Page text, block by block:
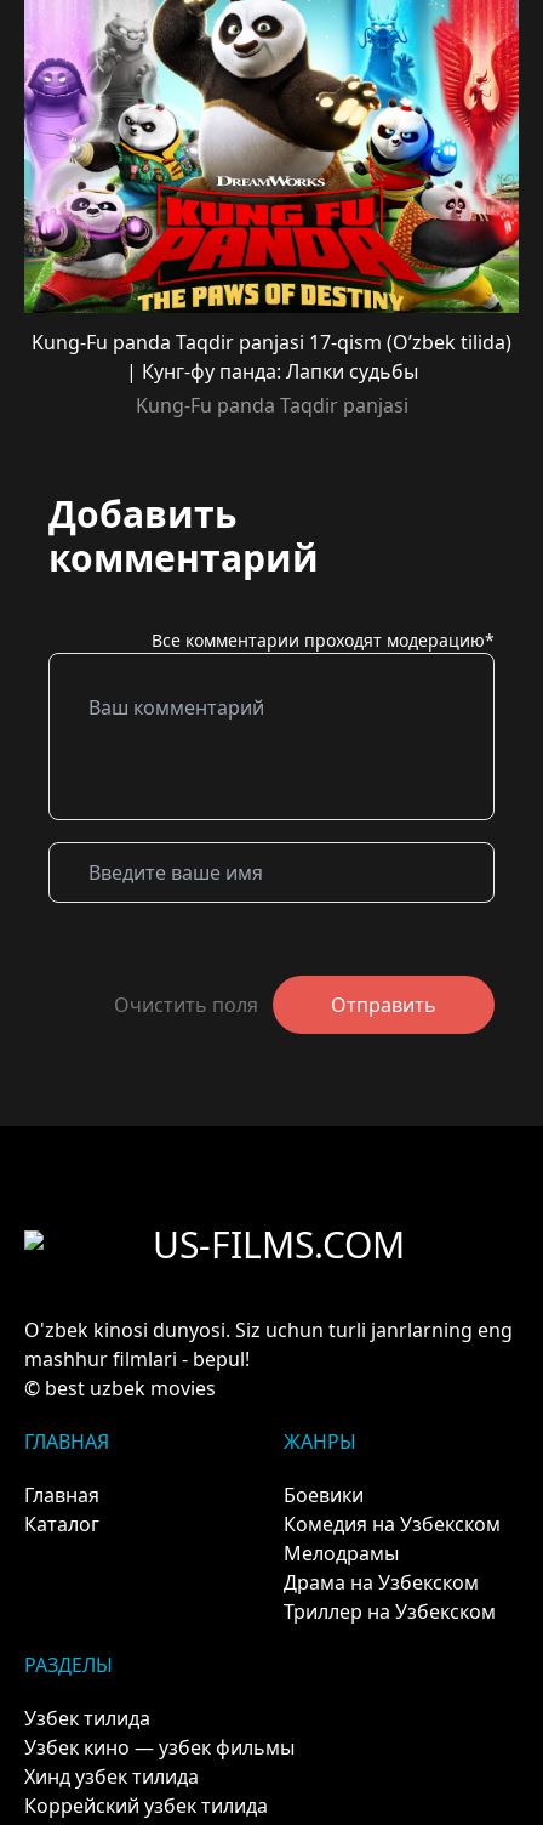
Kung-Fu panda Taqdir panjasi 17-qism (O’zbek tilida)
| Кунг-фу панда: Лапки судьбы
Kung-Fu panda Taqdir panjasi
Добавить
комментарий
Все комментарии проходят модерацию*
Очистить поля Отправить
US-FILMS.COM
O'zbek kinosi dunyosi. Siz uchun turli janrlarning eng
mashhur filmlari - bepul!
© best uzbek movies
ГЛАВНАЯ
Главная
Каталог
ЖАНРЫ
Боевики
Комедия на Узбекском
Мелодрамы
Драма на Узбекском
Триллер на Узбекском
РАЗДЕЛЫ
Узбек тилида
Узбек кино — узбек фильмы
Хинд узбек тилида
Коррейский узбек тилида